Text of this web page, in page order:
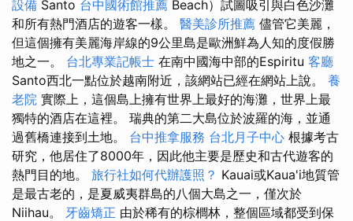
設備 Santo 台中國術館推薦 Beach）試圖吸引與白色沙灘
和所有熱門酒店的遊客一樣。 醫美診所推薦 儘管它美麗，
但這個擁有美麗海岸線的9公里島是歐洲鮮為人知的度假勝
地之一。 台北專業記帳士 在南中國海中部的Espiritu 客廳
Santo西北一點位於越南附近，該網站已經在網站上說。 養
老院 實際上，這個島上擁有世界上最好的海灘，世界上最
獨特的酒店在這裡。 瑞典的第二大島位於波羅的海，並通
過舊橋連接到土地。 台中推拿服務 台北月子中心 根據考古
研究，他居住了8000年，因此他主要是歷史和古代遊客的
熱門目的地。 旅行社如何代辦護照？ Kauai或Kaua'i地質管
是最古老的，是夏威夷群島的八個大島之一，僅次於
Niihau。 牙齒矯正 由於稀有的棕櫚林，整個區域都受到保